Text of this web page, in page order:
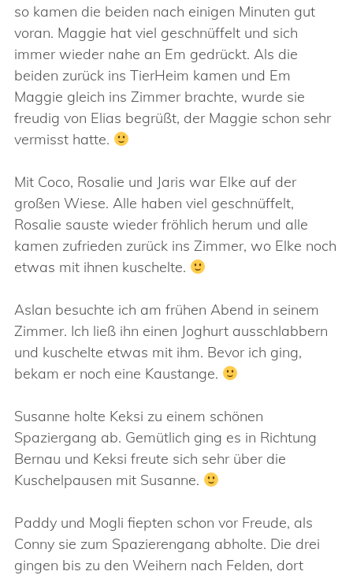
so kamen die beiden nach einigen Minuten gut
voran. Maggie hat viel geschnüffelt und sich
immer wieder nahe an Em gedrückt. Als die
beiden zurück ins TierHeim kamen und Em
Maggie gleich ins Zimmer brachte, wurde sie
freudig von Elias begrüßt, der Maggie schon sehr
vermisst hatte.
Mit Coco, Rosalie und Jaris war Elke auf der
großen Wiese. Alle haben viel geschnüffelt,
Rosalie sauste wieder fröhlich herum und alle
kamen zufrieden zurück ins Zimmer, wo Elke noch
etwas mit ihnen kuschelte.
Aslan besuchte ich am frühen Abend in seinem
Zimmer. Ich ließ ihn einen Joghurt ausschlabbern
und kuschelte etwas mit ihm. Bevor ich ging,
bekam er noch eine Kaustange.
Susanne holte Keksi zu einem schönen
Spaziergang ab. Gemütlich ging es in Richtung
Bernau und Keksi freute sich sehr über die
Kuschelpausen mit Susanne.
Paddy und Mogli fiepten schon vor Freude, als
Conny sie zum Spazierengang abholte. Die drei
gingen bis zu den Weihern nach Felden, dort